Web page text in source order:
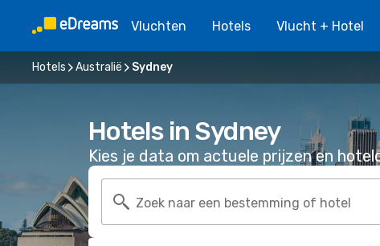
Vluchten Hotels Vlucht + Hotel
Hotels Australië Sydney
Hotels in Sydney
Kies je data om actuele prijzen en
Zoek naar een bestemming of hotel